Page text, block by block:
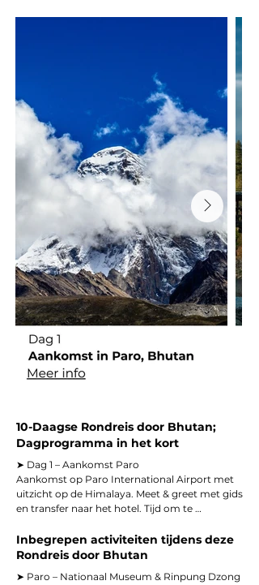
10-Daagse Rondreis door Bhutan;
Dagprogramma in het kort
➤ Dag 1 – Aankomst Paro
Aankomst op Paro International Airport met
uitzicht op de Himalaya. Meet & greet met gids
en transfer naar het hotel. Tijd om te
het berglandschap.
Bezoek aan Ta Dzong (Nationaal Museum) en
Inbegrepen activiteiten tijdens deze
Rondreis door Bhutan
➤ Paro – Nationaal Museum & Rinpung Dzong